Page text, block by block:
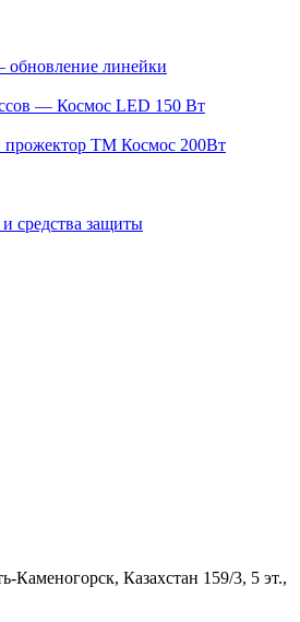
линейки
— Космос LED 150 Вт
прожектор ТМ Космос 200Вт
средства защиты
Каменогорск, Казахстан 159/3, 5 эт.,